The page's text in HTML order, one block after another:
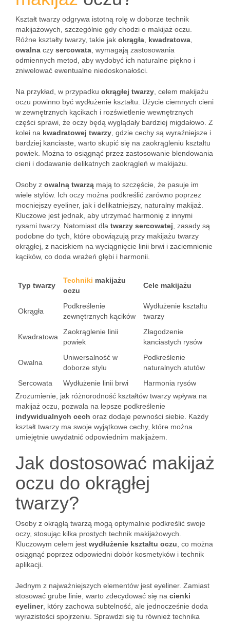
Kształt twarzy odgrywa istotną rolę w doborze technik
makijażowych, szczególnie gdy chodzi o makijaż oczu.
Różne kształty twarzy, takie jak okrągła kwadratowa
owalna czy sercowata , wymagają zastosowania
odmiennych metod, aby wydobyć ich naturalne piękno i
zniwelować ewentualne niedoskonałości.
Na przykład, w przypadku okrągłej twarzy , celem makijażu
oczu powinno być wydłużenie kształtu. Użycie ciemnych cieni
w zewnętrznych kącikach i rozświetlenie wewnętrznych
części sprawi, że oczy będą wyglądały bardziej migdałowo. Z
kolei na kwadratowej twarzy , gdzie cechy są wyraźniejsze i
bardziej kanciaste, warto skupić się na zaokrągleniu kształtu
powiek. Można to osiągnąć przez zastosowanie blendowania
cieni i dodawanie delikatnych zaokrągleń w makijażu.
Osoby z owalną twarzą mają to szczęście, że pasuje im
wiele stylów. Ich oczy można podkreślić zarówno poprzez
mocniejszy eyeliner, jak i delikatniejszy, naturalny makijaż.
Kluczowe jest jednak, aby utrzymać harmonię z innymi
rysami twarzy. Natomiast dla twarzy sercowatej , zasady są
podobne do tych, które obowiązują przy makijażu twarzy
okrągłej, z naciskiem na wyciągnięcie linii brwi i zaciemnienie
kącików, co doda wrażeń głębi i harmonii.
Typ twarzy
Techniki makijażu
oczu
Cele makijażu
Okrągła
Podkreślenie
zewnętrznych kącików
Wydłużenie kształtu
twarzy
Kwadratowa
Zaokrąglenie linii
powiek
Złagodzenie
kanciastych rysów
Owalna
Uniwersalność w
doborze stylu
Podkreślenie
naturalnych atutów
Sercowata
Wydłużenie linii brwi
Harmonia rysów
Zrozumienie, jak różnorodność kształtów twarzy wpływa na
makijaż oczu, pozwala na lepsze podkreślenie
indywidualnych cech oraz dodaje pewności siebie. Każdy
kształt twarzy ma swoje wyjątkowe cechy, które można
umiejętnie uwydatnić odpowiednim makijażem.
Jak dostosować makijaż
oczu do okrągłej
twarzy?
Osoby z okrągłą twarzą mogą optymalnie podkreślić swoje
oczy, stosując kilka prostych technik makijażowych.
Kluczowym celem jest wydłużenie kształtu oczu , co można
osiągnąć poprzez odpowiedni dobór kosmetyków i technik
aplikacji.
Jednym z najważniejszych elementów jest eyeliner. Zamiast
stosować grube linie, warto zdecydować się na cienki
eyeliner, który zachowa subtelność, ale jednocześnie doda
wyrazistości spojrzeniu. Sprawdzi się tu również technika